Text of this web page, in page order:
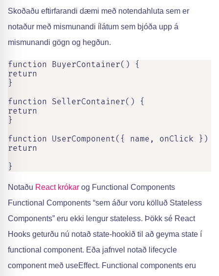
Skoðaðu eftirfarandi dæmi með notendahluta sem er
notaður með mismunandi ílátum sem bjóða upp á
mismunandi gögn og hegðun.
function BuyerContainer() {
return
}
function SellerContainer() {
return
}
function UserComponent({ name, onClick }) {
return
}
Notaðu React krókar og Functional Components
Functional Components “sem áður voru kölluð Stateless
Components” eru ekki lengur stateless. Þökk sé React
Hooks geturðu nú notað state-hookið til að geyma state í
functional component. Eða jafnvel notað lifecycle
component með useEffect. Functional components eru